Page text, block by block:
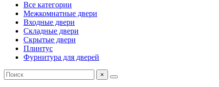
Все категории
Межкомнатные двери
Входные двери
Складные двери
Скрытые двери
Плинтус
Фурнитура для дверей
×